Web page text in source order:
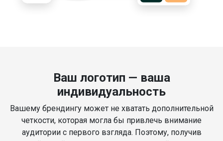
Ваш логотип — ваша
индивидуальность
Вашему брендингу может не хватать дополнительной
четкости, которая могла бы привлечь внимание
аудитории с первого взгляда. Поэтому, получив